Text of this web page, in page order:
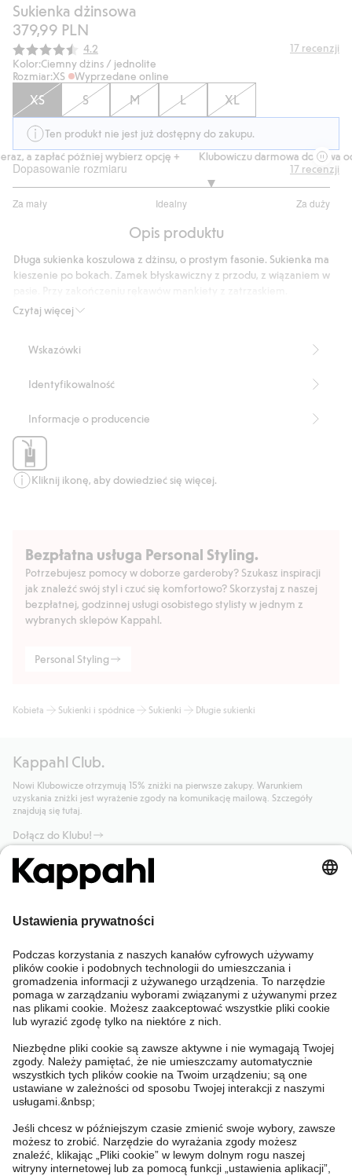
Sukienka dżinsowa
379,99 PLN
Średnia ocena:
4.2 17 recenzji
Kolor:Ciemny dżins / jednolite
Rozmiar:XS Wyprzedane online
XS S M L XL
Ten produkt nie jest już dostępny do zakupu.
a zapłać później wybierz opcję +
Klubowiczu darmowa dostawa od
Dopasowanie rozmiaru
Za mały Idealny Za duży
na
16
głosów
17 recenzji
Opis produktu
Czytaj więcej
Długa sukienka koszulowa z dżinsu, o prostym fasonie. Sukienka ma
kieszenie po bokach. Zamek błyskawiczny z przodu, z wiązaniem w
Prosty fason
Wskazówki
Identyfikowalność
Informacje o producencie
Kliknij ikonę, aby dowiedzieć się więcej.
Bezpłatna usługa Personal Styling.
Potrzebujesz pomocy w doborze garderoby? Szukasz inspiracji
jak znaleźć swój styl i czuć się komfortowo? Skorzystaj z naszej
bezpłatnej, godzinnej usługi osobistego stylisty w jednym z
wybranych sklepów Kappahl.
Personal Styling
Kobieta Sukienki i spódnice Sukienki Długie sukienki
Kappahl Club.
Nowi Klubowicze otrzymują 15% zniżki na pierwsze zakupy. Warunkiem
uzyskania zniżki jest wyrażenie zgody na komunikację mailową. Szczegóły
znajdują się tutaj.
Dołącz do Klubu!
Potrzebujesz pomocy?
Sklep internetowy
Częste pytania
Twoje zamówienie
Skontaktuj się z nami
Znajdź sklep
Kappahl Club
Mój profil
Kappahl Club
Warunki członkostwa
O nas
O Kappahl Group
Zrównoważony rozwój
Warunki i zasady
Ogólne warunki zakupu
Więcej od nas